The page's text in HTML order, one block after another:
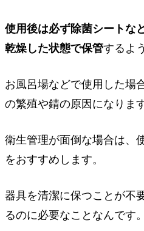
使用後は必ず除菌シートな
乾燥した状態で保管するよ
お風呂場などで使用した場
の繁殖や錆の原因になります
衛生管理が面倒な場合は、
をおすすめします。
器具を清潔に保つことが不
るのに必要なことなんです。